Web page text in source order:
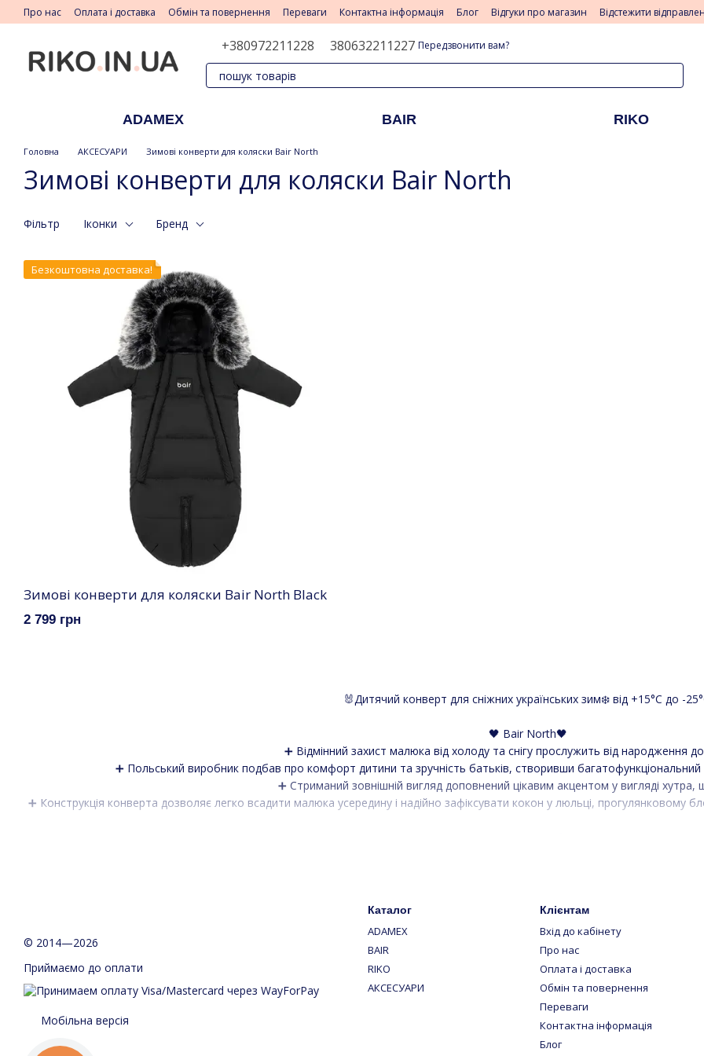
Перейти до основного контенту
Про нас Оплата і доставка Обмін та повернення Переваги Контактна інформація Блог Відгуки про магазин Відстежити
+380972211228 380632211227 Передзвонити вам?
ADAMEX BAIR RIKO
Головна АКСЕСУАРИ Зимові конверти для коляски Bair North
Зимові конверти для коляски Bair North
Фільтр Іконки Бренд
🐰Дитячий конверт для сніжних українських зим❄️ від +15°С до -
🖤 Bair North🖤
➕ Відмінний захист малюка від холоду та снігу прослужить від народження
➕ Польський виробник подбав про комфорт дитини та зручність батьків, створивши багатофункціональний
➕ Стриманий зовнішній вигляд доповнений цікавим акцентом у вигляді хутра,
➕ Конструкція конверта дозволяє легко всадити малюка усередину і надійно зафіксувати кокон у люльці, прогулянковому
🔻Розширити комплектацію можливо теплими рукавицями для батьківської ручки в тон конверту, які
🔻Можливість використовувати як ковдру, повністю розгорнувши
⚫️ Зовнішній вигляд
✔️Зносостійка тканина зовні добре захищає від вологи та вітру.
✔️Всередині – пухнастий плюш для теплих обіймів, а наповнювач – поліестер, який не викликає
✔️Хутро кріпиться за допомогою гудзиків і може пратись при низьких
✔️Бренд подбав про кожну маму і вшив у нижню частину конверта вологонепроникну тканину, яка вбереже від
Безкоштовна доставка!
Зимові конверти для коляски Bair North Black
2 799 грн
© 2014—2026
Приймаємо до оплати
Мобільна версія
Каталог
ADAMEX
BAIR
RIKO
АКСЕСУАРИ
Клієнтам
Вхід до кабінету
Про нас
Оплата і доставка
Обмін та повернення
Переваги
Контактна інформація
Блог